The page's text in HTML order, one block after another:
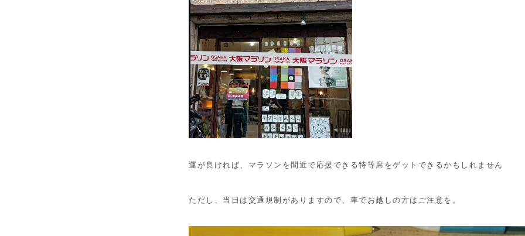
運が良ければ、マラソンを間近で応援できる特等席をゲットできるかもしれません
ただし、当日は交通規制がありますので、車でお越しの方はご注意を。